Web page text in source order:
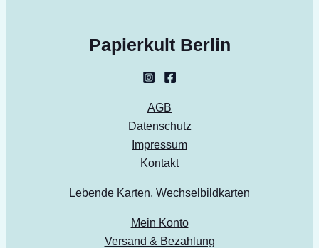
Papierkult Berlin
AGB
Datenschutz
Impressum
Kontakt
Lebende Karten, Wechselbildkarten
Mein Konto
Versand & Bezahlung